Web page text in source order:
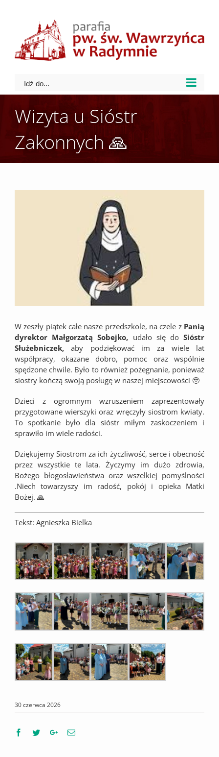
Idź do...
Wizyta u Sióstr
Zakonnych 🙏
W zeszły piątek całe nasze przedszkole, na czele z Panią
dyrektor Małgorzatą Sobejko, udało się do Sióstr
Służebniczek,aby podziękować im za wiele lat
współpracy, okazane dobro, pomoc oraz wspólnie
spędzone chwile. Było to również pożegnanie, ponieważ
siostry kończą swoją posługę w naszej miejscowości 🥹
Dzieci z ogromnym wzruszeniem zaprezentowały
przygotowane wierszyki oraz wręczyły siostrom kwiaty.
To spotkanie było dla sióstr miłym zaskoczeniem i
sprawiło im wiele radości.
Dziękujemy Siostrom za ich życzliwość, serce i obecność
przez wszystkie te lata. Życzymy im dużo zdrowia,
Bożego błogosławieństwa oraz wszelkiej pomyślności
.Niech towarzyszy im radość, pokój i opieka Matki
Bożej. 🙏
Tekst: Agnieszka Bielka
30 czerwca 2026
Facebook
TwitterGoogle+Email